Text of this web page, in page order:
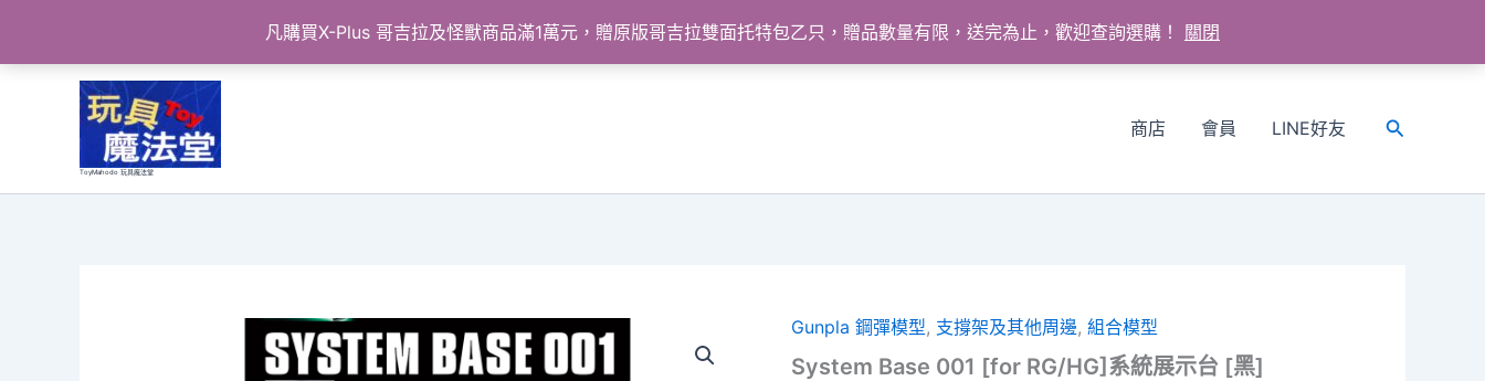
凡購買X-Plus 哥吉拉及怪獸商品滿1萬元，贈原版哥吉拉雙面托特包乙只，贈品數量有限，送完為止，歡迎查詢選購！ 關閉
內
ToyMahodo 玩具魔法堂
商店 會員 LINE好友
搜
Gunpla 鋼彈模型, 支撐架及其他周邊,組合模型
System Base 001 [for RG/HG]系統展示台 [黑]